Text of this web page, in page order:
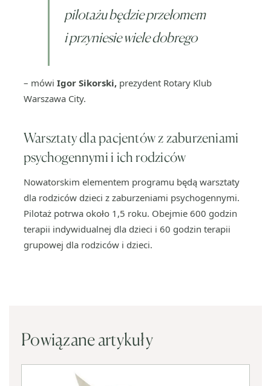
pilotażu będzie przełomem
i przyniesie wiele dobrego
– mówi Igor Sikorski, prezydent Rotary Klub
Warszawa City.
Warsztaty dla pacjentów z zaburzeniami
psychogennymi i ich rodziców
Nowatorskim elementem programu będą warsztaty
dla rodziców dzieci z zaburzeniami psychogennymi.
Pilotaż potrwa około 1,5 roku. Obejmie 600 godzin
terapii indywidualnej dla dzieci i 60 godzin terapii
grupowej dla rodziców i dzieci.
Powiązane artykuły